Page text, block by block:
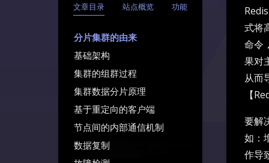
文章目录 站点概览 功能
分片集群的由来
基础架构
集群的组群过程
集群数据分片原理
基于重定向的客户端
节点间的内部通信机制
数据复制
式将
命令
果对
从而
【
要解
如：
作导